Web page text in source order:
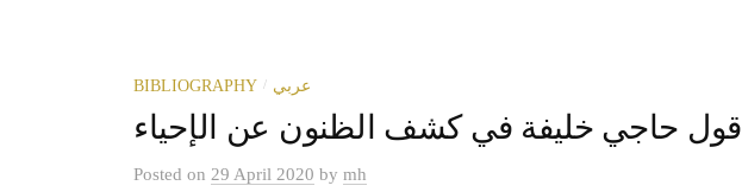
BIBLIOGRAPHY / عربي
قول حاجي خليفة في كشف الظنون عن الإحياء
Posted on 29 April 2020 by mh